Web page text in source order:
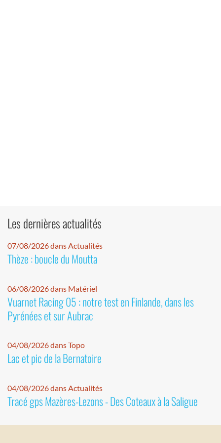
Les dernières actualités
07/08/2026 dans Actualités
Thèze : boucle du Moutta
06/08/2026 dans Matériel
Vuarnet Racing 05 : notre test en Finlande, dans les
Pyrénées et sur Aubrac
04/08/2026 dans Topo
Lac et pic de la Bernatoire
04/08/2026 dans Actualités
Tracé gps Mazères-Lezons - Des Coteaux à la Saligue